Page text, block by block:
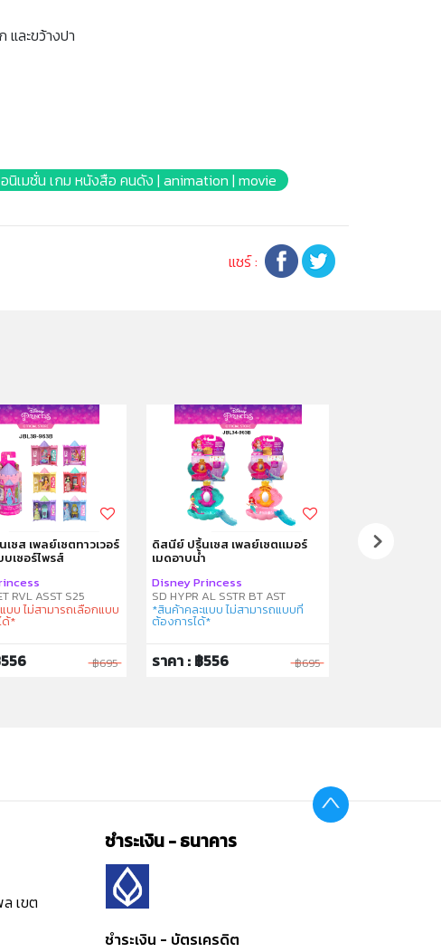
ละขว้างปา
นิเมชั่น เกม หนังสือ คนดัง | animation | movie
แชร์ :
ซส เพลย์เซตทาวเวอร์
เซอร์ไพรส์
RVL ASST S25
บบ ไม่สามารถเลือกแบบ
ด้*
฿695
ดิสนีย์ ปริ้นเซส เพลย์เซตเเมอร์
เมดอาบน้ำ
Disney Princess
SD HYPR AL SSTR BT AST
*สินค้าคละแบบ ไม่สามารถแบบที่
ต้องการได้*
ราคา : ฿556 ฿695
ดิสนีย์ ปริ้นเซส
เขต
ชำระเงิน - ธนาคาร
ชำระเงิน - บัตรเครดิต